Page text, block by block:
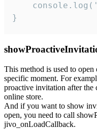
}
This method is used to
specific moment. For
proactive invitation after the
online store.
And if you want to show
open, you need to call
jivo_onLoadCallback.